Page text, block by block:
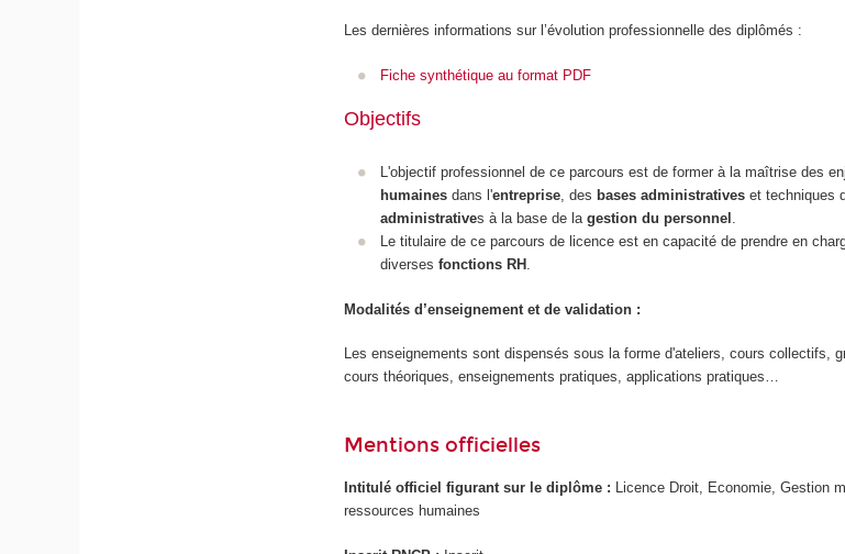
Les dernières informations sur l’évolution professionnelle des diplômés :
Fiche synthétique au format PDF
Objectifs
L'objectif professionnel de ce parcours est de former à la maîtrise des
humainesdans l'entreprise, des bases administrativeset techniques
administratives à la base de la gestion du personnel .
Le titulaire de ce parcours de licence est en capacité de prendre en
diverses fonctions RH .
Modalités d’enseignement et de validation :
Les enseignements sont dispensés sous la forme d'ateliers, cours collectifs,
cours théoriques, enseignements pratiques, applications pratiques…
Mentions officielles
Intitulé officiel figurant sur le diplôme : Licence Droit, Economie, Gestion
ressources humaines